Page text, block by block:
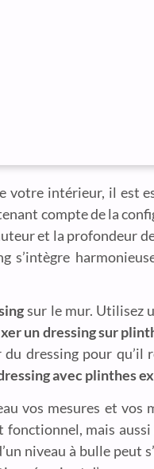
votre intérieur, il est
compte de la
et la profondeur
sur le mur. Utilisez
un dressing sur
dressing pour qu’il
avec plinthes
vos mesures et
mais
niveau à bulle peut